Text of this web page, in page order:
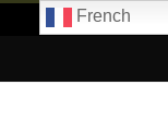
E85.com
French